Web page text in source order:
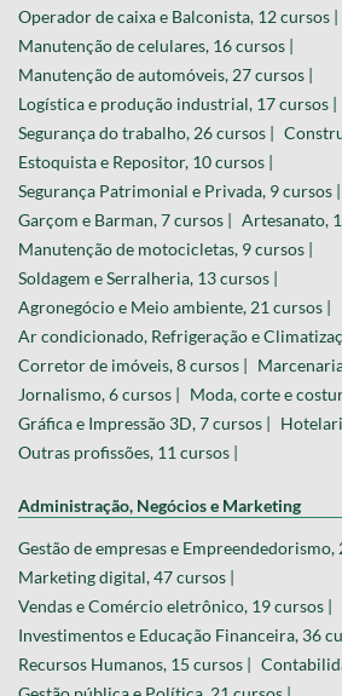
Operador de caixa e Balconista, 12 cursos |
Manutenção de celulares, 16 cursos |
Manutenção de automóveis, 27 cursos |
Logística e produção industrial, 17 cursos |
Segurança do trabalho, 26 cursos |
Estoquista e Repositor, 10 cursos |
Segurança Patrimonial e Privada, 9 cursos |
Garçom e Barman, 7 cursos | Artesanato,
Manutenção de motocicletas, 9 cursos |
Soldagem e Serralheria, 13 cursos |
Agronegócio e Meio ambiente, 21 cursos |
Ar condicionado, Refrigeração e
Corretor de imóveis, 8 cursos |
Jornalismo, 6 cursos | Moda, corte e
Gráfica e Impressão 3D, 7 cursos |
Outras profissões, 11 cursos |
Administração, Negócios e Marketing
Gestão de empresas e Empreendedorismo,
Marketing digital, 47 cursos |
Vendas e Comércio eletrônico, 19 cursos |
Investimentos e Educação Financeira, 36
Recursos Humanos, 15 cursos |